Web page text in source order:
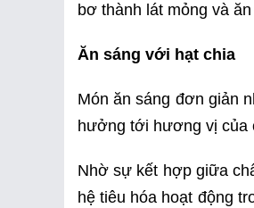
bơ thành lát mỏng và
Ăn sáng với hạt chia
Món ăn sáng đơn giản
hưởng tới hương vị của
Nhờ sự kết hợp giữa
hệ tiêu hóa hoạt động